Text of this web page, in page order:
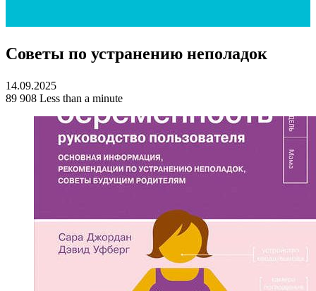
for
Советы по устранению неполадок
14.09.2025
89 908 Less than a minute